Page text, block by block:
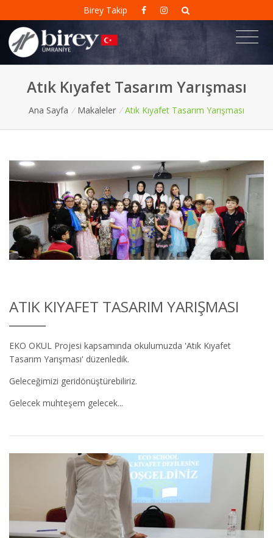
Birey Takip
Atık Kıyafet Tasarım Yarışması
Ana Sayfa / Makaleler / Atık Kıyafet Tasarım Yarışması
ATIK KIYAFET TASARIM YARIŞMASI
EKO OKUL Projesi kapsamında okulumuzda 'Atık Kıyafet
Tasarım Yarışması' düzenledik.
Geleceğimizi geridönüştürebiliriz.
Gelecek muhteşem gelecek...